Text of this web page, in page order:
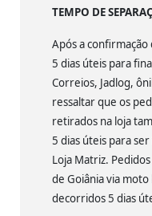
TEMPO DE
Após a
5 dias úteis para
Correios, Jadlog,
ressaltar que os
retirados na loja
5 dias úteis para
Loja Matriz.
de Goiânia via
decorridos 5 dias